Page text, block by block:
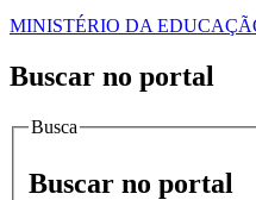
MINISTÉRIO DA
Buscar no portal
Busca
Buscar no portal